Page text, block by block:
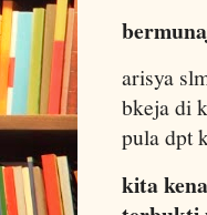
arisya
bkeja di
pula dpt
kita